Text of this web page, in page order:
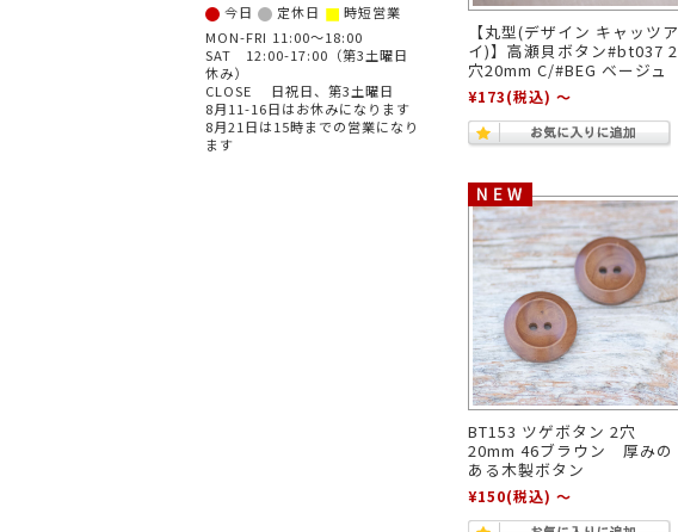
【丸型(デザイン キャッツア
イ)】高瀬貝ボタン#bt037 2
穴20mm C/#BEG ベージュ
¥173(税込) ～
BT153 ツゲボタン 2穴
20mm 46ブラウン 厚みの
ある木製ボタン
¥150(税込) ～
今日 定休日 ■ 時短営業
MON-FRI 11:00～18:00
SAT 12:00-17:00（第3土曜日
休み）
CLOSE 日祝日、第3土曜日
8月11-16日はお休みになります
8月21日は15時までの営業になり
ます